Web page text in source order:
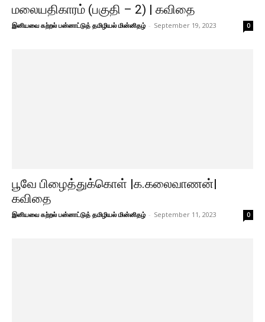
மலையதிகாரம் (பகுதி – 2) | கவிதை
இனியவை கற்றல் பன்னாட்டுத் தமிழியல் மின்னிதழ் - September 19, 2023 0
பூவே பிழைத்துக்கொள் |க.கலைவாணன்|
கவிதை
இனியவை கற்றல் பன்னாட்டுத் தமிழியல் மின்னிதழ் - September 11, 2023 0